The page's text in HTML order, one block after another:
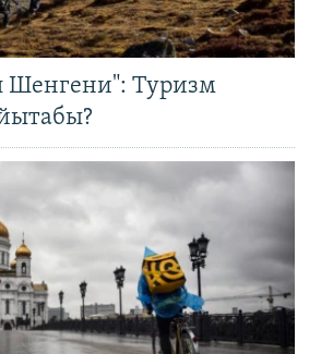
Шенгени": Туризм